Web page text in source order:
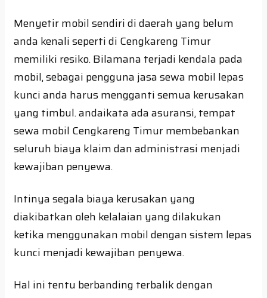
Menyetir mobil sendiri di daerah yang belum
anda kenali seperti di Cengkareng Timur
memiliki resiko. Bilamana terjadi kendala pada
mobil, sebagai pengguna jasa sewa mobil lepas
kunci anda harus mengganti semua kerusakan
yang timbul. andaikata ada asuransi, tempat
sewa mobil Cengkareng Timur membebankan
seluruh biaya klaim dan administrasi menjadi
kewajiban penyewa.
Intinya segala biaya kerusakan yang
diakibatkan oleh kelalaian yang dilakukan
ketika menggunakan mobil dengan sistem lepas
kunci menjadi kewajiban penyewa.
Hal ini tentu berbanding terbalik dengan